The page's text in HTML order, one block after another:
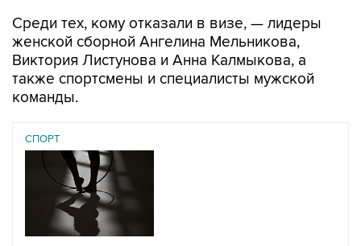
Среди тех, кому отказали в визе, — лидеры
женской сборной Ангелина Мельникова,
Виктория Листунова и Анна Калмыкова, а
также спортсмены и специалисты мужской
команды.
СПОРТ